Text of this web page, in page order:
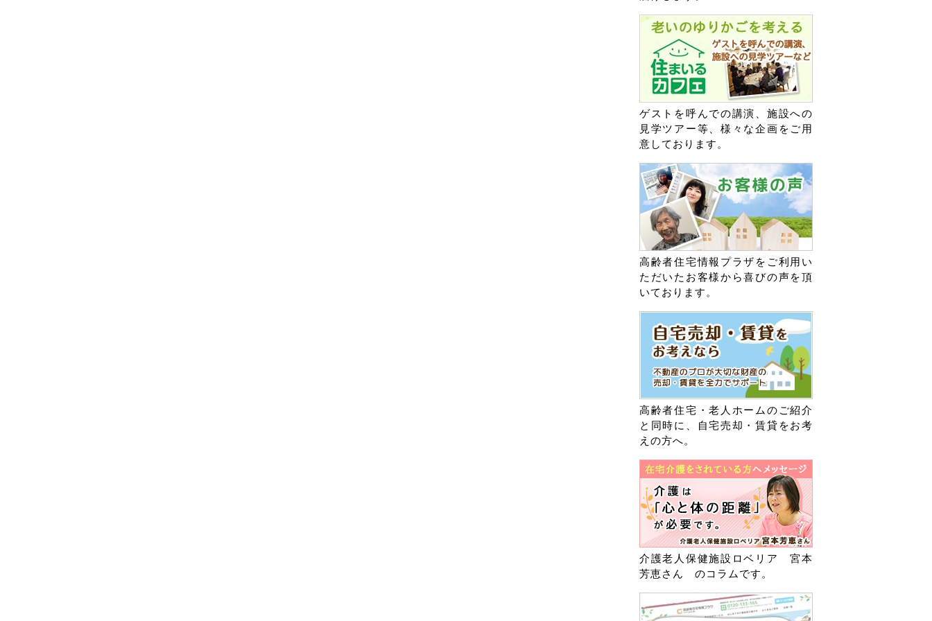
ゲストを呼んでの講演、施設への
見学ツアー等、様々な企画をご用
意しております。
高齢者住宅情報プラザをご利用い
ただいたお客様から喜びの声を頂
いております。
高齢者住宅・老人ホームのご紹介
と同時に、自宅売却・賃貸をお考
えの方へ。
介護老人保健施設ロベリア 宮本
芳恵さん のコラムです。